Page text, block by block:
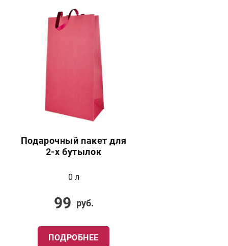
Подарочный пакет для
2-х бутылок
0 л
99 руб.
ПОДРОБНЕЕ